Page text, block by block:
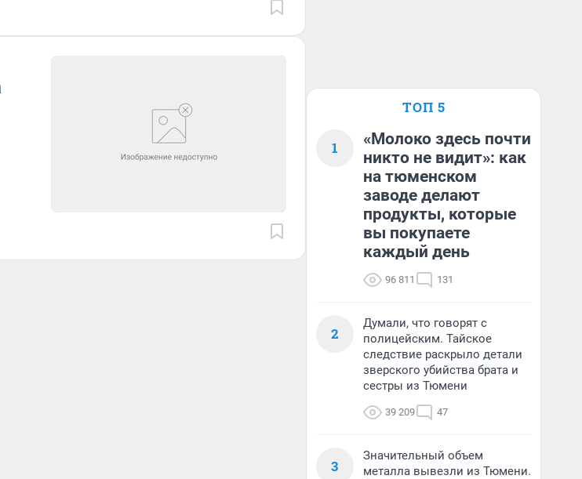
ТОП 5
1
«Молоко здесь почти
никто не видит»: как
на тюменском
заводе делают
продукты, которые
вы покупаете
каждый день
96 811 131
2
Думали, что говорят с
полицейским. Тайское
следствие раскрыло детали
зверского убийства брата и
сестры из Тюмени
39 209 47
3
Значительный объем
металла вывезли из Тюмени.